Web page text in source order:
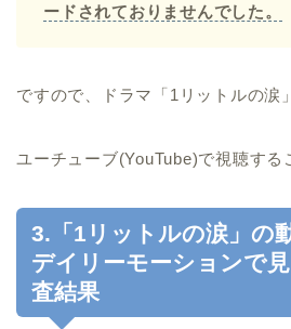
ードされておりませんでした。
ですので、ドラマ「1リットルの涙
ユーチューブ(YouTube)で視聴する
3.「1リットルの涙」の
デイリーモーションで
査結果